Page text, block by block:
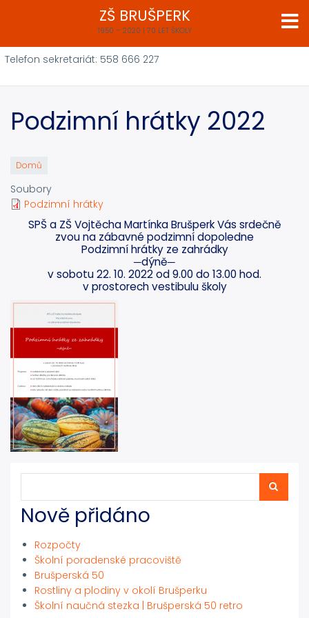
obsahu
ZŠ BRUŠPERK
1950 – 2020 | 70 LET ŠKOLY
Telefon sekretariát: 558 666 227
Podzimní hrátky 2022
Domů
Soubory
Podzimní hrátky
SPŠ a ZŠ Vojtěcha Martínka Brušperk Vás srdečně
zvou na zábavné podzimní dopoledne
Podzimní hrátky ze zahrádky
─dýně─
v sobotu 22. 10. 2022 od 9.00 do 13.00 hod.
v prostorech vestibulu školy
Nově přidáno
Rozpočty
Školní poradenské pracoviště
Brušperská 50
Rostliny a plodiny v okolí Brušperku
Školní naučná stezka | Brušperská 50 retro